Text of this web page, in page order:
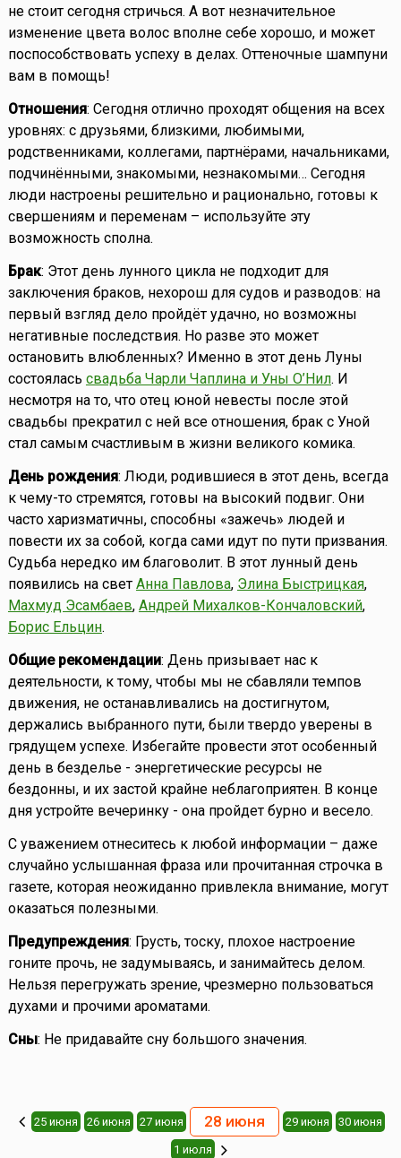
не стоит сегодня стричься. А вот незначительное
изменение цвета волос вполне себе хорошо, и может
поспособствовать успеху в делах. Оттеночные шампуни
вам в помощь!
Отношения: Сегодня отлично проходят общения на всех
уровнях: с друзьями, близкими, любимыми,
родственниками, коллегами, партнёрами, начальниками,
подчинёнными, знакомыми, незнакомыми… Сегодня
люди настроены решительно и рационально, готовы к
свершениям и переменам – используйте эту
возможность сполна.
Брак: Этот день лунного цикла не подходит для
заключения браков, нехорош для судов и разводов: на
первый взгляд дело пройдёт удачно, но возможны
негативные последствия. Но разве это может
остановить влюбленных? Именно в этот день Луны
состоялась свадьба Чарли Чаплина и Уны О’Нил. И
несмотря на то, что отец юной невесты после этой
свадьбы прекратил с ней все отношения, брак с Уной
стал самым счастливым в жизни великого комика.
День рождения: Люди, родившиеся в этот день, всегда
к чему-то стремятся, готовы на высокий подвиг. Они
часто харизматичны, способны «зажечь» людей и
повести их за собой, когда сами идут по пути призвания.
Судьба нередко им благоволит. В этот лунный день
появились на свет Анна Павлова, Элина Быстрицкая,
Махмуд Эсамбаев, Андрей Михалков-Кончаловский,
Борис Ельцин.
Общие рекомендации: День призывает нас к
деятельности, к тому, чтобы мы не сбавляли темпов
движения, не останавливались на достигнутом,
держались выбранного пути, были твердо уверены в
грядущем успехе. Избегайте провести этот особенный
день в безделье - энергетические ресурсы не
бездонны, и их застой крайне неблагоприятен. В конце
дня устройте вечеринку - она пройдет бурно и весело.
С уважением отнеситесь к любой информации – даже
случайно услышанная фраза или прочитанная строчка в
газете, которая неожиданно привлекла внимание, могут
оказаться полезными.
Предупреждения: Грусть, тоску, плохое настроение
гоните прочь, не задумываясь, и занимайтесь делом.
Нельзя перегружать зрение, чрезмерно пользоваться
духами и прочими ароматами.
Сны: Не придавайте сну большого значения.
25 июня 26 июня 27 июня 28 июня 29 июня 30 июня
1 июля